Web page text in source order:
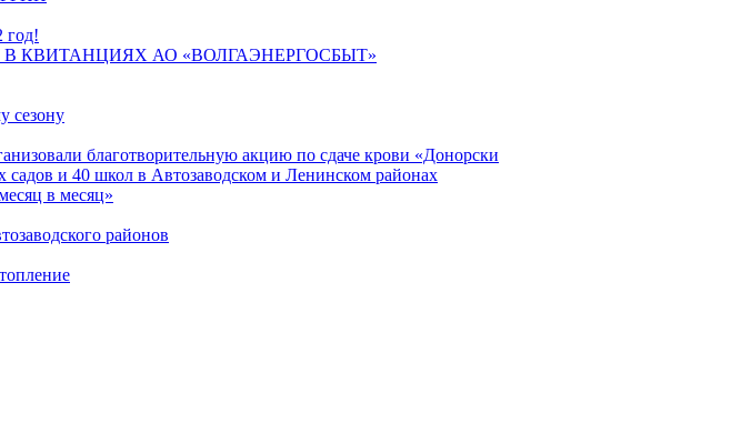
год!
В КВИТАНЦИЯХ АО «ВОЛГАЭНЕРГОСБЫТ»
сезону
благотворительную акцию по сдаче крови «Донорски
и 40 школ в Автозаводском и Ленинском районах
в месяц»
районов